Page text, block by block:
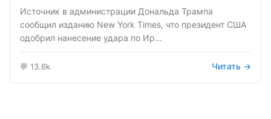
Источник в администрации Дональда Трампа
сообщил изданию New York Times, что президент США
одобрил нанесение удара по Ир...
💬 13.6k Читать →